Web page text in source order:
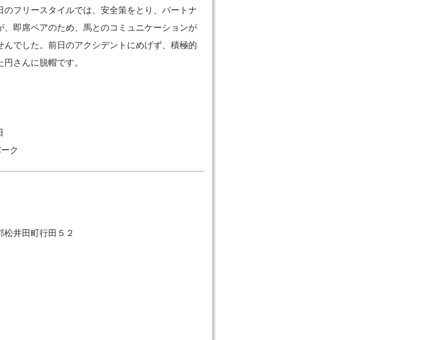
のフリースタイルでは、安全策をとり、パートナ
即席ペアのため、馬とのコミュニケーションが
んでした。前日のアクシデントにめげず、積極的
さんに脱帽です。
ク
井田町行田５２